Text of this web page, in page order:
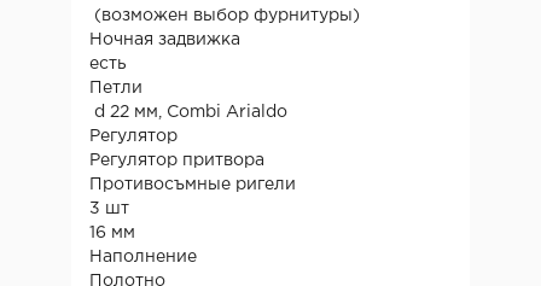
(возможен выбор фурнитуры)
Ночная задвижка
есть
Петли
d 22 мм, Combi Arialdo
Регулятор
Регулятор притвора
Противосъмные ригели
3 шт
16 мм
Наполнение
Полотно